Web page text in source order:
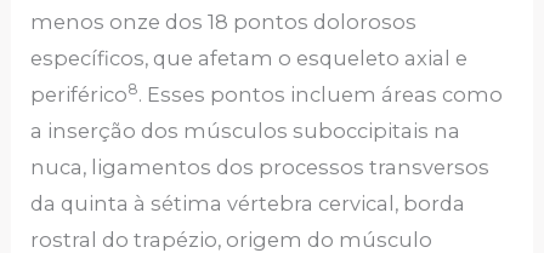
menos onze dos 18 pontos dolorosos
específicos, que afetam o esqueleto axial e
periférico8. Esses pontos incluem áreas como
a inserção dos músculos suboccipitais na
nuca, ligamentos dos processos transversos
da quinta à sétima vértebra cervical, borda
rostral do trapézio, origem do músculo